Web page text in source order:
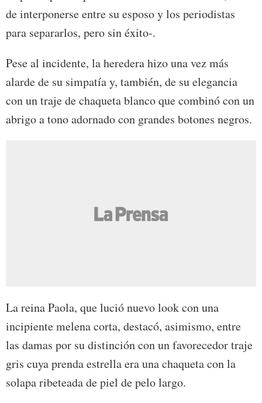
de interponerse entre su esposo y los periodistas
para separarlos, pero sin éxito-.
Pese al incidente, la heredera hizo una vez más
alarde de su simpatía y, también, de su elegancia
con un traje de chaqueta blanco que combinó con un
abrigo a tono adornado con grandes botones negros.
La reina Paola, que lució nuevo look con una
incipiente melena corta, destacó, asimismo, entre
las damas por su distinción con un favorecedor traje
gris cuya prenda estrella era una chaqueta con la
solapa ribeteada de piel de pelo largo.